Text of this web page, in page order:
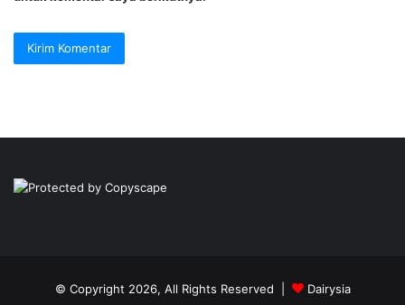
© Copyright 2026, All Rights Reserved | Dairysia